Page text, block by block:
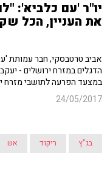
יו"ר 'עם כלביא':
את העניין, הכל
אביב טרטבסקי, חבר עמותת
הדגלים במזרח ירושלים -
במצעד הפרעה לתושבי מזרח
24/05/2017
בג"ץ ריקוד אש